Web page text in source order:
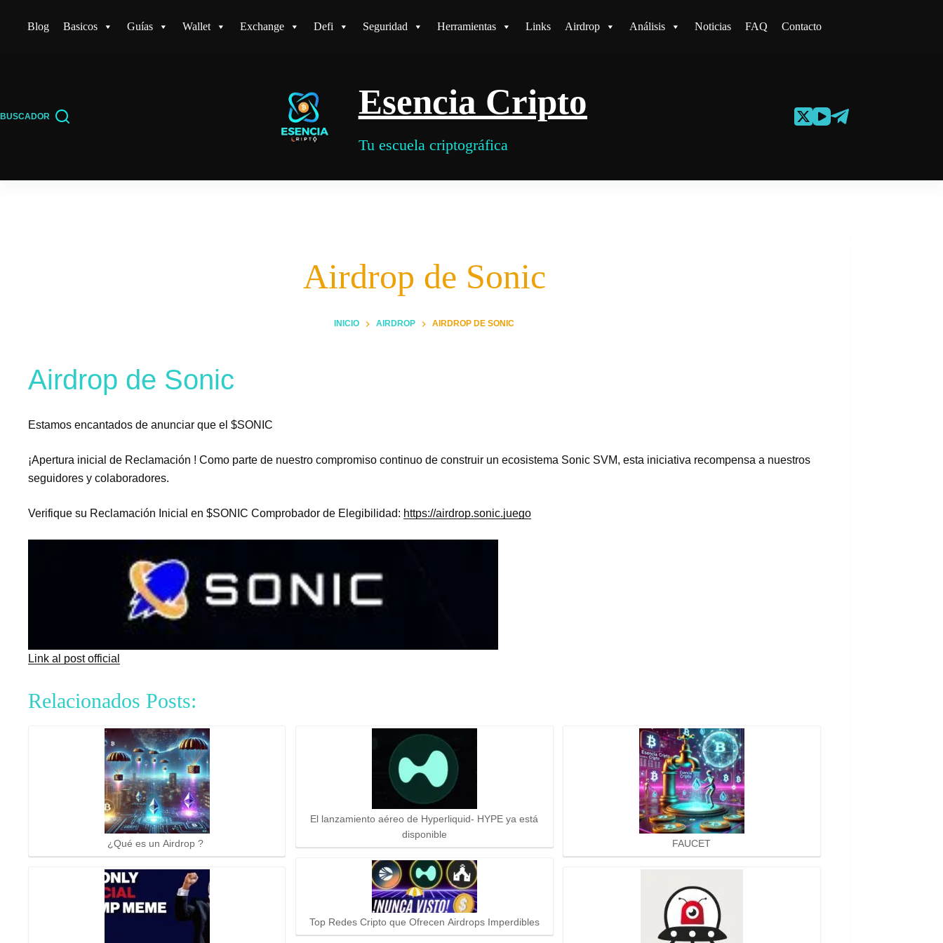
Blog Basicos Guías Wallet Exchange Defi Seguridad Herramientas Links Airdrop Análisis Noticias FAQ Contacto
BUSCADOR Esencia Cripto
Tu escuela criptográfica
Airdrop de Sonic
INICIO AIRDROP AIRDROP DE SONIC
Airdrop de Sonic
Estamos encantados de anunciar que el $SONIC
¡Apertura inicial de Reclamación ! Como parte de nuestro compromiso continuo de construir un ecosistema Sonic SVM, esta iniciativa recompensa a nuestros
seguidores y colaboradores.
Verifique su Reclamación Inicial en $SONIC Comprobador de Elegibilidad: https://airdrop.sonic.juego
Link al post official
Relacionados Posts:
¿Qué es un Airdrop ?
El lanzamiento aéreo de Hyperliquid- HYPE ya está
disponible
Top Redes Cripto que Ofrecen Airdrops Imperdibles
FAUCET